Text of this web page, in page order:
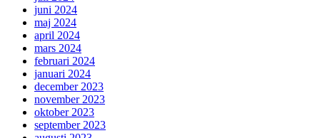
juni 2024
maj 2024
april 2024
mars 2024
februari 2024
januari 2024
december 2023
november 2023
oktober 2023
september 2023